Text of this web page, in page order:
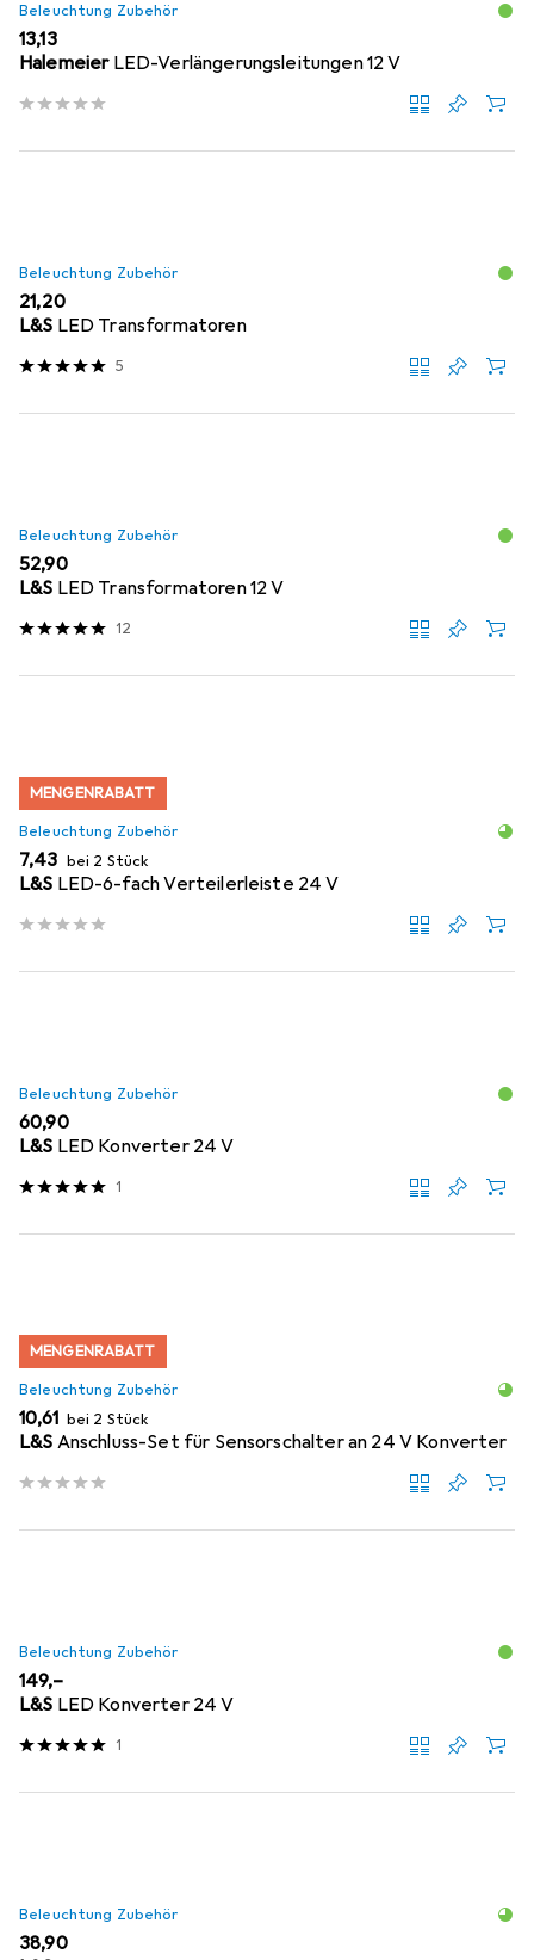
Beleuchtung Zubehör
EUR
13,13
Halemeier LED-Verlängerungsleitungen 12 V
Beleuchtung Zubehör
EUR
21,20
L&S LED Transformatoren
5
Beleuchtung Zubehör
EUR
52,90
L&S LED Transformatoren 12 V
12
MENGENRABATT
Beleuchtung Zubehör
EUR
7,43 bei 2 Stück
L&S LED-6-fach Verteilerleiste 24 V
Beleuchtung Zubehör
EUR
60,90
L&S LED Konverter 24 V
1
MENGENRABATT
Beleuchtung Zubehör
EUR
10,61 bei 2 Stück
L&S Anschluss-Set für Sensorschalter an 24 V Konverter
Beleuchtung Zubehör
EUR
149,–
L&S LED Konverter 24 V
1
Beleuchtung Zubehör
EUR
38,90